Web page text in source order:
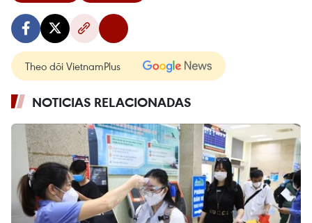
Theo dõi VietnamPlus
NOTICIAS RELACIONADAS